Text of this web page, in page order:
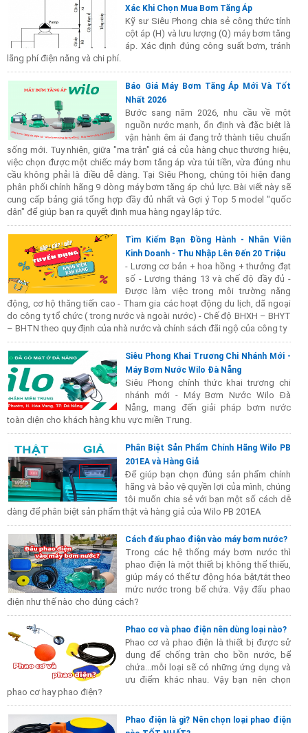
Xác Khi Chọn Mua Bơm Tăng Áp
Kỹ sư Siêu Phong chia sẻ công thức tính
cột áp (H) và lưu lượng (Q) máy bơm tăng
áp. Xác định đúng công suất bơm, tránh
lãng phí điện năng và chi phí.
Báo Giá Máy Bơm Tăng Áp Mới Và Tốt
Nhất 2026
Bước sang năm 2026, nhu cầu về một
nguồn nước mạnh, ổn định và đặc biệt là
vận hành êm ái đang trở thành tiêu chuẩn
sống mới. Tuy nhiên, giữa "ma trận" giá cả của hàng chục thương hiệu,
việc chọn được một chiếc máy bơm tăng áp vừa túi tiền, vừa đúng nhu
cầu không phải là điều dễ dàng. Tại Siêu Phong, chúng tôi hiện đang
phân phối chính hãng 9 dòng máy bơm tăng áp chủ lực. Bài viết này sẽ
cung cấp bảng giá tổng hợp đầy đủ nhất và Gợi ý Top 5 model "quốc
dân" để giúp bạn ra quyết định mua hàng ngay lập tức.
Tìm Kiếm Bạn Đồng Hành - Nhân Viên
Kinh Doanh - Thu Nhập Lên Đến 20 Triệu
- Lương cơ bản + hoa hồng + thưởng đạt
số - Lương tháng 13 và chế độ đầy đủ -
Được làm việc trong môi trường năng
động, cơ hộ thăng tiến cao - Tham gia các hoạt động du lịch, dã ngoại
do công ty tổ chức ( trong nước và ngoài nước) - Chế độ BHXH – BHYT
– BHTN theo quy định của nhà nước và chính sách đãi ngộ của công ty
Siêu Phong Khai Trương Chi Nhánh Mới -
Máy Bơm Nước Wilo Đà Nẵng
Siêu Phong chính thức khai trương chi
nhánh mới - Máy Bơm Nước Wilo Đà
Nẵng, mang đến giải pháp bơm nước
toàn diện cho khách hàng khu vực miền Trung.
Phân Biệt Sản Phẩm Chính Hãng Wilo PB
201EA và Hàng Giả
Để giúp bạn chọn đúng sản phẩm chính
hãng và bảo vệ quyền lợi của mình, chúng
tôi muốn chia sẻ với bạn một số cách dễ
dàng để phân biệt sản phẩm thật và hàng giả của Wilo PB 201EA
Cách đấu phao điện vào máy bơm nước?
Trong các hệ thống máy bơm nước thì
phao điện là một thiết bị không thể thiếu,
giúp máy có thể tự động hóa bật/tắt theo
mức nước trong bể chứa. Vậy đấu phao
điện như thế nào cho đúng cách?
Phao cơ và phao điện nên dùng loại nào?
Phao cơ và phao điện là thiết bị được sử
dụng để chống tràn cho bồn nước, bể
chứa...mỗi loại sẽ có những ứng dụng và
ưu điểm khác nhau. Vậy bạn nên chọn
phao cơ hay phao điện?
Phao điện là gì? Nên chọn loại phao điện